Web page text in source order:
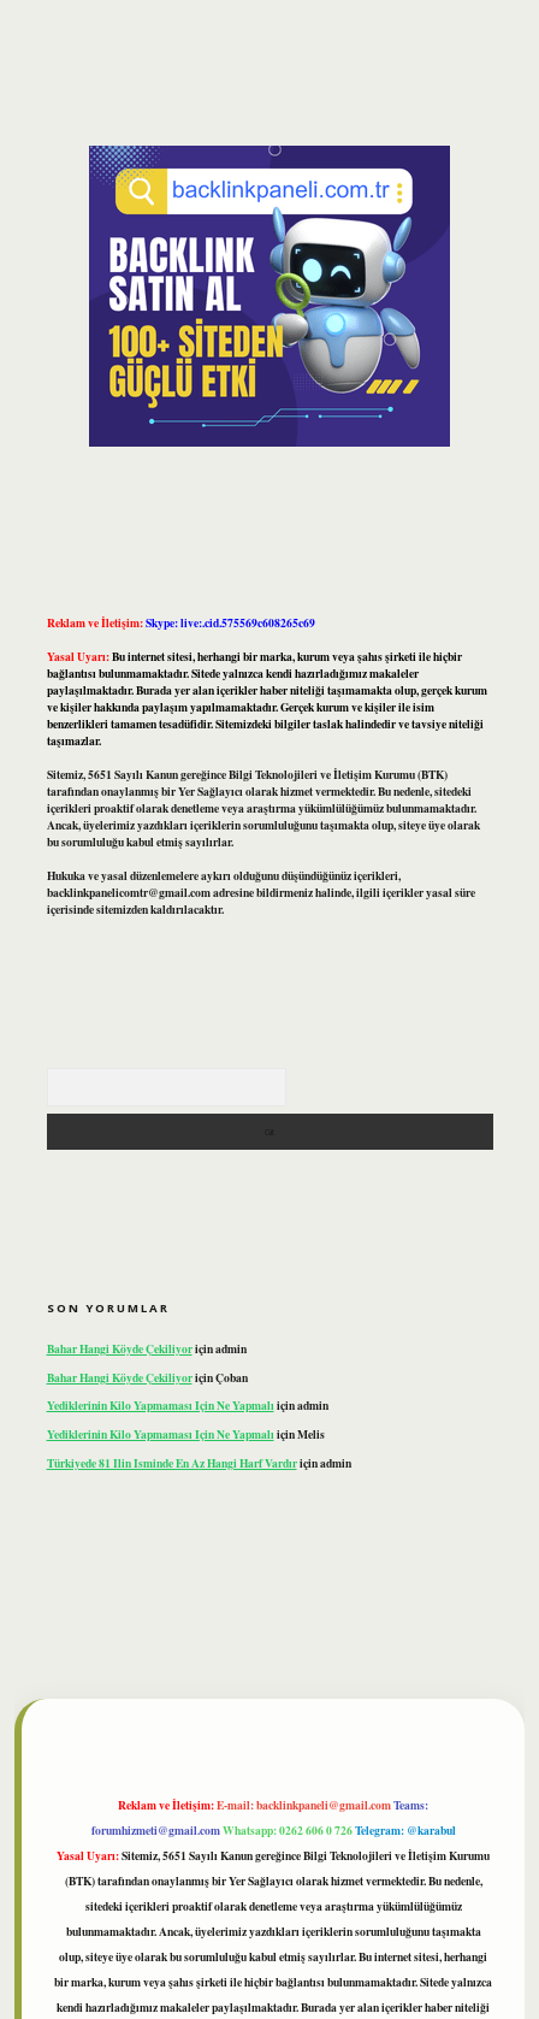
Reklam ve İletişim:Skype: live:.cid.575569c608265c69
Yasal Uyarı:Bu internet sitesi, herhangi bir marka, kurum veya şahıs şirketi ile hiçbir
bağlantısı bulunmamaktadır. Sitede yalnızca kendi hazırladığımız makaleler
paylaşılmaktadır. Burada yer alan içerikler haber niteliği taşımamakta olup, gerçek kurum
ve kişiler hakkında paylaşım yapılmamaktadır. Gerçek kurum ve kişiler ile isim
benzerlikleri tamamen tesadüfidir. Sitemizdeki bilgiler taslak halindedir ve tavsiye niteliği
taşımazlar.
Sitemiz, 5651 Sayılı Kanun gereğince Bilgi Teknolojileri ve İletişim Kurumu (BTK)
tarafından onaylanmış bir Yer Sağlayıcı olarak hizmet vermektedir. Bu nedenle, sitedeki
içerikleri proaktif olarak denetleme veya araştırma yükümlülüğümüz bulunmamaktadır.
Ancak, üyelerimiz yazdıkları içeriklerin sorumluluğunu taşımakta olup, siteye üye olarak
bu sorumluluğu kabul etmiş sayılırlar.
Hukuka ve yasal düzenlemelere aykırı olduğunu düşündüğünüz içerikleri,
backlinkpanelicomtr@gmail.comadresine bildirmeniz halinde, ilgili içerikler yasal süre
içerisinde sitemizden kaldırılacaktır.
SON YORUMLAR
Bahar Hangi Köyde Çekiliyoriçinadmin
Bahar Hangi Köyde ÇekiliyoriçinÇoban
Yediklerinin Kilo Yapmaması Için Ne Yapmalıiçinadmin
Yediklerinin Kilo Yapmaması Için Ne YapmalıiçinMelis
Türkiyede 81 Ilin Isminde En Az Hangi Harf Vardıriçinadmin
Reklam ve İletişim:E-mail:backlinkpaneli@gmail.comTeams:
forumhizmeti@gmail.comWhatsapp: 0262 606 0 726Telegram: @karabul
Yasal Uyarı:Sitemiz, 5651 Sayılı Kanun gereğince Bilgi Teknolojileri ve İletişim Kurumu
(BTK) tarafından onaylanmış bir Yer Sağlayıcı olarak hizmet vermektedir. Bu nedenle,
sitedeki içerikleri proaktif olarak denetleme veya araştırma yükümlülüğümüz
bulunmamaktadır. Ancak, üyelerimiz yazdıkları içeriklerin sorumluluğunu taşımakta
olup, siteye üye olarak bu sorumluluğu kabul etmiş sayılırlar. Bu internet sitesi, herhangi
bir marka, kurum veya şahıs şirketi ile hiçbir bağlantısı bulunmamaktadır. Sitede yalnızca
kendi hazırladığımız makaleler paylaşılmaktadır. Burada yer alan içerikler haber niteliği